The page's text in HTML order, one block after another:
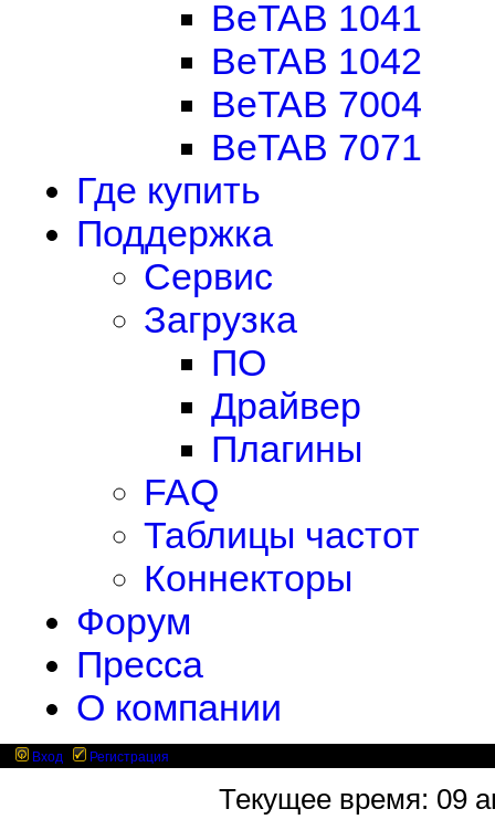
BeTAB 1041
BeTAB 1042
BeTAB 7004
BeTAB 7071
Где купить
Поддержка
Сервис
Загрузка
ПО
Драйвер
Плагины
FAQ
Таблицы частот
Коннекторы
Форум
Пресса
О компании
Вход Регистрация
Текущее время: 09